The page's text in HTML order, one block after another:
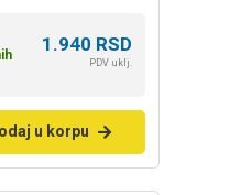
1.940 RSD
PDV uklj.
u korpu